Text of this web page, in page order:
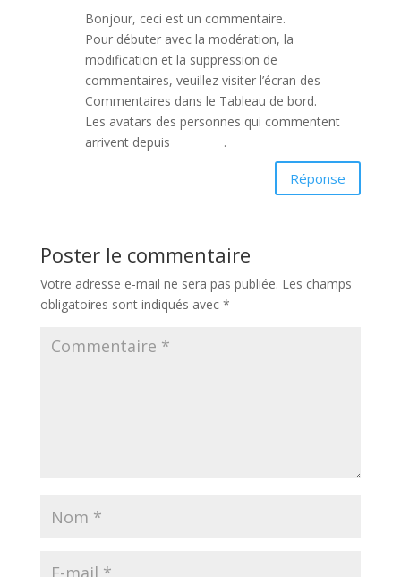
Bonjour, ceci est un commentaire.
Pour débuter avec la modération, la
modification et la suppression de
commentaires, veuillez visiter l’écran des
Commentaires dans le Tableau de bord.
Les avatars des personnes qui commentent
arrivent depuis
.
Réponse
Poster le commentaire
Votre adresse e-mail ne sera pas publiée. Les champs
obligatoires sont indiqués avec *